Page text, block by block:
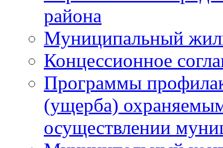
района
Муниципальный
Концессионное
Программы
(ущерба)
осуществлении